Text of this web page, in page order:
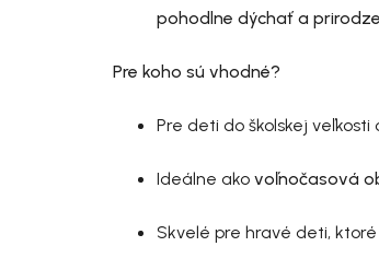
pohodlne dýchať a
Pre koho sú vhodné?
Pre deti do školskej
Ideálne ako voľnočasová
Skvelé pre hravé deti,